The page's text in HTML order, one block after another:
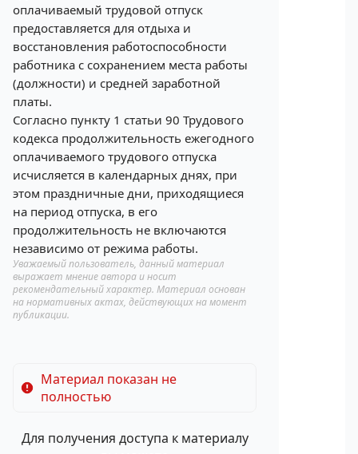
оплачиваемый трудовой отпуск
предоставляется для отдыха и
восстановления работоспособности
работника с сохранением места работы
(должности) и средней заработной
платы.
Согласно пункту 1 статьи 90 Трудового
кодекса продолжительность ежегодного
оплачиваемого трудового отпуска
исчисляется в календарных днях, при
этом праздничные дни, приходящиеся
на период отпуска, в его
продолжительность не включаются
независимо от режима работы.
Уважаемый пользователь, данный материал
выражает мнение автора и носит
рекомендательный характер. Материал основан
на нормативных актах, действующих на момент
публикации.
Материал показан не
полностью
Для получения доступа к материалу